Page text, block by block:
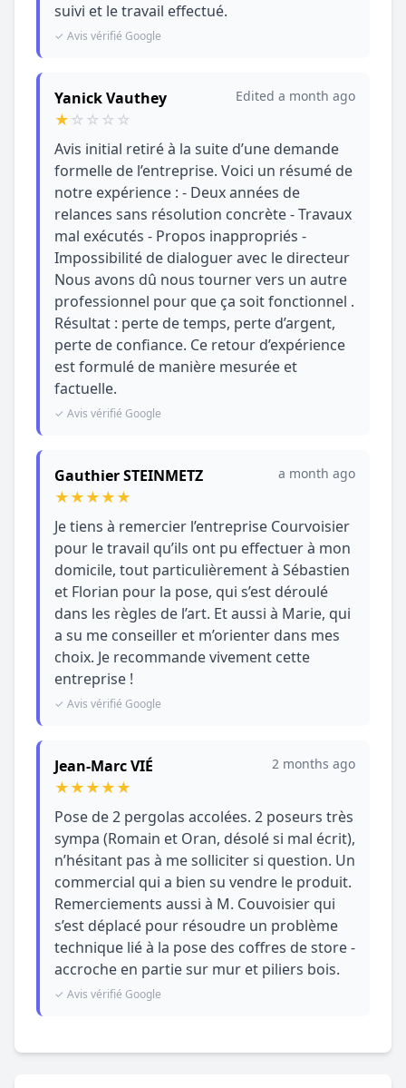
suivi et le travail effectué.
✓ Avis vérifié Google
Yanick Vauthey
★☆ ☆ ☆ ☆
Edited a month ago
Avis initial retiré à la suite d’une demande
formelle de l’entreprise. Voici un résumé de
notre expérience : - Deux années de
relances sans résolution concrète - Travaux
mal exécutés - Propos inappropriés -
Impossibilité de dialoguer avec le directeur
Nous avons dû nous tourner vers un autre
professionnel pour que ça soit fonctionnel .
Résultat : perte de temps, perte d’argent,
perte de confiance. Ce retour d’expérience
est formulé de manière mesurée et
factuelle.
✓ Avis vérifié Google
Gauthier STEINMETZ
★★★★★
a month ago
Je tiens à remercier l’entreprise Courvoisier
pour le travail qu’ils ont pu effectuer à mon
domicile, tout particulièrement à Sébastien
et Florian pour la pose, qui s’est déroulé
dans les règles de l’art. Et aussi à Marie, qui
a su me conseiller et m’orienter dans mes
choix. Je recommande vivement cette
entreprise !
✓ Avis vérifié Google
Jean-Marc VIÉ
★★★★★
2 months ago
Pose de 2 pergolas accolées. 2 poseurs très
sympa (Romain et Oran, désolé si mal écrit),
n’hésitant pas à me solliciter si question. Un
commercial qui a bien su vendre le produit.
Remerciements aussi à M. Couvoisier qui
s’est déplacé pour résoudre un problème
technique lié à la pose des coffres de store -
accroche en partie sur mur et piliers bois.
✓ Avis vérifié Google